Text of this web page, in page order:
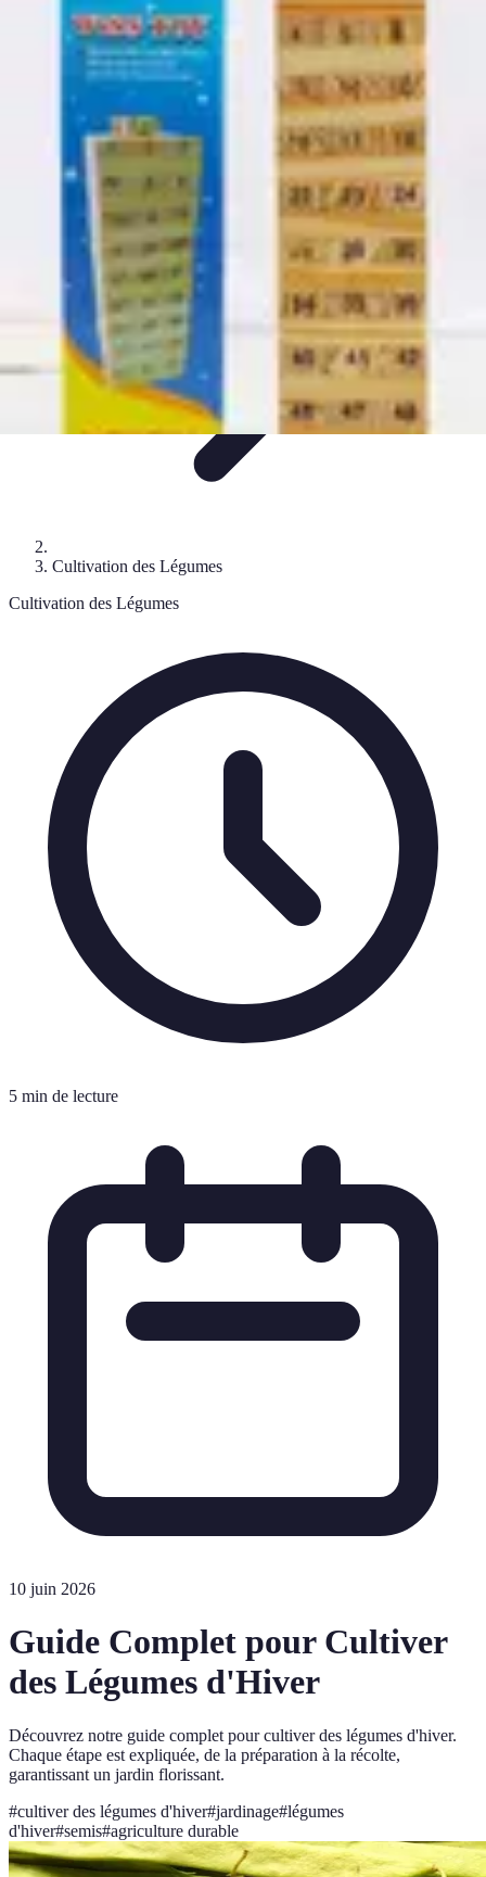
Guide Légumes
JardinageChoix des LégumesCultivation
Cultivation
Astuces et Conseils
Guide Légumes
Cultivation des Légumes
Cultivation des Légumes
5 min de lecture
10 juin 2026
Guide Complet pour Cultiver
des Légumes d'Hiver
Découvrez notre guide complet pour cultiver des légumes d'hiver.
Chaque étape est expliquée, de la préparation à la récolte,
garantissant un jardin florissant.
#cultiver des légumes d'hiver#jardinage#légumes
d'hiver#semis#agriculture durable